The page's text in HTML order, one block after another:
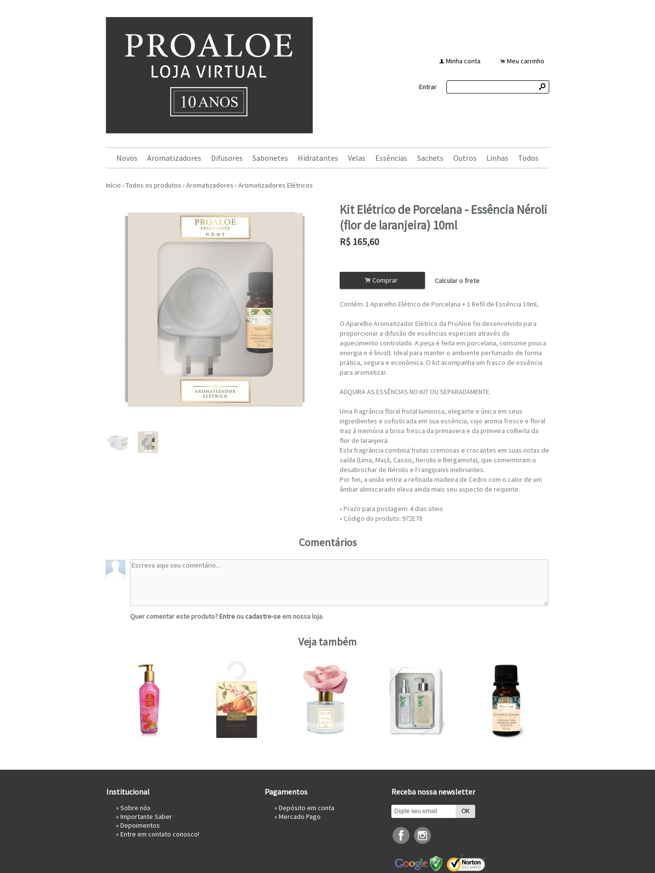
f Minha conta . Meu carrinho
Entrar s
Novos Aromatizadores Difusores Sabonetes Hidratantes Velas Essências Sachets Outros Linhas Todos
Início › Todos os produtos › Aromatizadores › Aromatizadores Elétricos
Kit Elétrico de Porcelana - Essência Néroli
(flor de laranjeira) 10ml
R$ 165,60
. Comprar Calcular o frete
Contém: 1 Aparelho Elétrico de Porcelana + 1 Refil de Essência 10mL.
O Aparelho Aromatizador Elétrico da ProAloe foi desenvolvido para
proporcionar a difusão de essências especiais através do
aquecimento controlado. A peça é feita em porcelana, consome pouca
energia e é bivolt. Ideal para manter o ambiente perfumado de forma
prática, segura e econômica. O kit acompanha um frasco de essência
para aromatizar.
ADQUIRA AS ESSÊNCIAS NO KIT OU SEPARADAMENTE.
Uma fragrância floral frutal luminosa, elegante e única em seus
ingredientes e sofisticada em sua essência, cujo aroma fresco e floral
traz à memória a brisa fresca da primavera e da primeira colheita da
flor de laranjeira.
Esta fragrância combina frutas cremosas e crocantes em suas notas de
saída (Lima, Maçã, Cassis, Nerolis e Bergamota), que comemoram o
desabrochar de Nérolis e Frangipanis inebriantes.
Por fim, a união entre a refinada madeira de Cedro com o calor de um
âmbar almiscarado eleva ainda mais seu aspecto de requinte.
• Prazo para postagem: 4 dias úteis
• Código do produto: 972E78
Comentários
Quer comentar este produto?Entre oucadastre-se em nossa loja.
Veja também
Institucional
» Sobre nós
» Importante Saber
» Depoimentos
» Entre em contato conosco!
Pagamentos
» Depósito em conta
» Mercado Pago
Receba nossa newsletter